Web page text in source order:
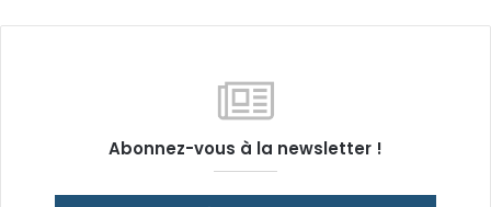
Abonnez-vous à la newsletter !